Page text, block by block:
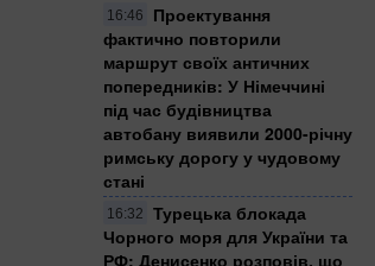
16:46
Проектування
фактично повторили
маршрут своїх античних
попередників: У Німеччині
під час будівництва
автобану виявили 2000-річну
римську дорогу у чудовому
стані
16:32
Турецька блокада
Чорного моря для України та
РФ: Денисенко розповів, що